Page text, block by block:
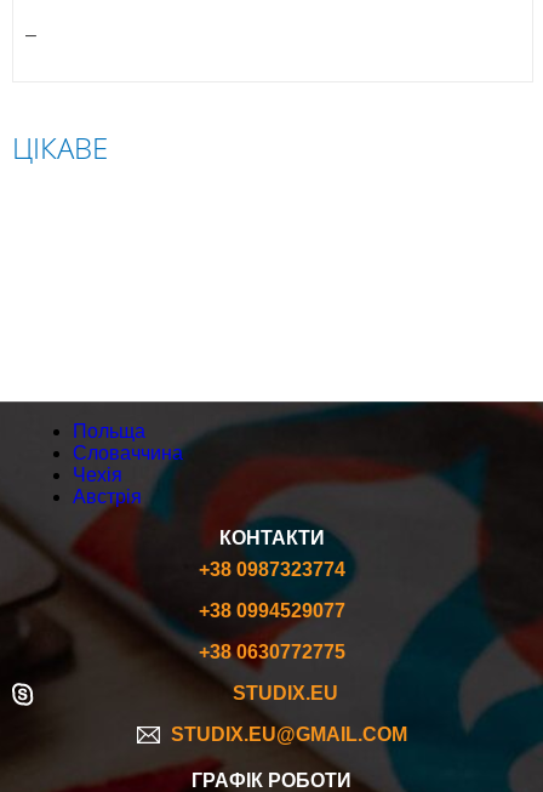
–
ЦІКАВЕ
Польща
Словаччина
Чехія
Австрія
КОНТАКТИ
+38 0987323774
+38 0994529077
+38 0630772775
STUDIX.EU
STUDIX.EU@GMAIL.COM
ГРАФІК РОБОТИ